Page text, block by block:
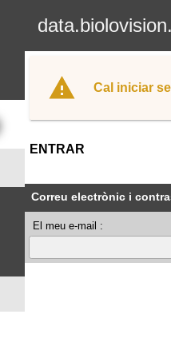
Cal iniciar
ENTRAR
Correu electrònic i
El meu e-mail :